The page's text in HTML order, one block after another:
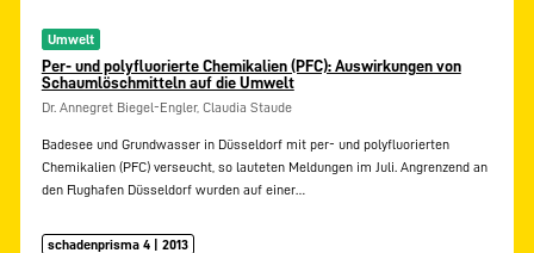
Umwelt
Per- und polyfluorierte Chemikalien (PFC): Auswirkungen von
Schaumlöschmitteln auf die Umwelt
Dr. Annegret Biegel-Engler, Claudia Staude
Badesee und Grundwasser in Düsseldorf mit per- und polyfluorierten
Chemikalien (PFC) verseucht, so lauteten Meldungen im Juli. Angrenzend an
den Flughafen Düsseldorf wurden auf einer…
schadenprisma 4 | 2013